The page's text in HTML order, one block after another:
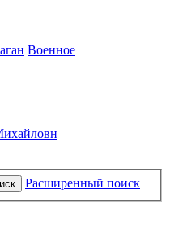
Военное
Расширенный поиск